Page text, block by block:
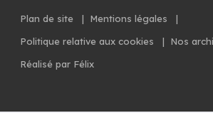
Plan de site | Mentions légales
|
Politique relative aux cookies
| Nos
Réalisé par Félix